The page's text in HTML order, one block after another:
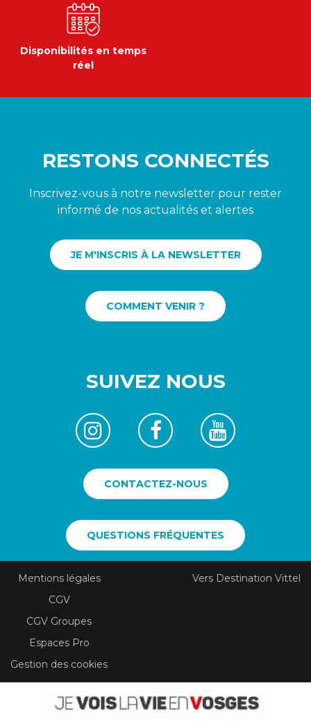
Disponibilités en temps
réel
RESTONS CONNECTÉS
Inscrivez-vous à notre newsletter pour rester
informé de nos actualités et alertes
JE M'INSCRIS À LA NEWSLETTER
COMMENT VENIR ?
SUIVEZ NOUS
CONTACTEZ-NOUS
QUESTIONS FRÉQUENTES
Mentions légales
CGV
CGV Groupes
Espaces Pro
Gestion des cookies
Vers Destination Vittel